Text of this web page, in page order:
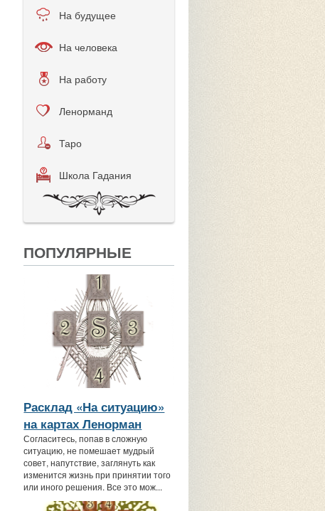
На будущее
На человека
На работу
Ленорманд
Таро
Школа Гадания
ПОПУЛЯРНЫЕ
Расклад «На ситуацию»
на картах Ленорман
Согласитесь, попав в сложную
ситуацию, не помешает мудрый
совет, напутствие, заглянуть как
изменится жизнь при принятии того
или иного решения. Все это мож...